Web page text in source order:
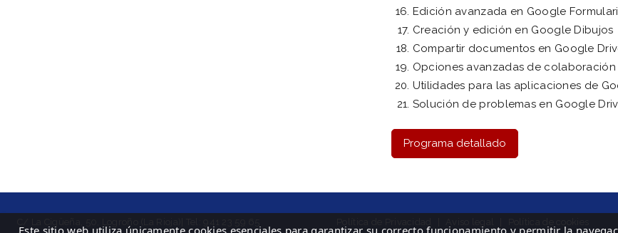
Edición avanzada en Google
Creación y edición en Google Dibujos
Compartir documentos en Google
Opciones avanzadas de
Utilidades para las aplicaciones de
Solución de problemas en Google
Programa detallado
Este sitio web utiliza únicamente cookies esenciales para garantizar su correcto funcionamiento y permitir la